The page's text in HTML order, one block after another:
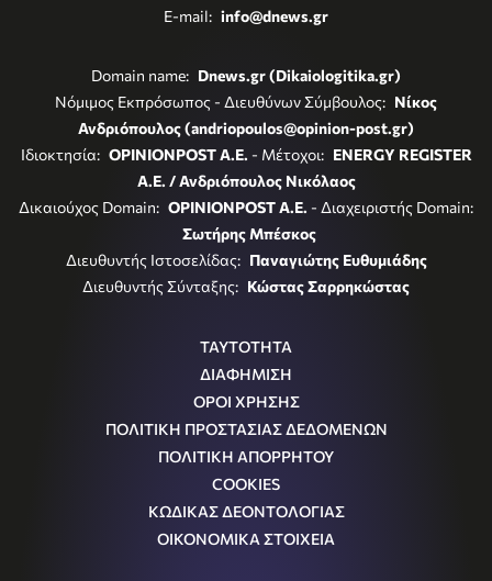
E-mail: info@dnews.gr
Domain name: Dnews.gr (Dikaiologitika.gr)
Νόμιμος Εκπρόσωπος - Διευθύνων Σύμβουλος: Νίκος
Ανδριόπουλος (andriopoulos@opinion-post.gr)
Ιδιοκτησία: OPINIONPOST A.E. - Μέτοχοι: ENERGY REGISTER
Α.Ε. / Ανδριόπουλος Νικόλαος
Δικαιούχος Domain: OPINIONPOST A.E. - Διαχειριστής Domain:
Σωτήρης Μπέσκος
Διευθυντής Ιστοσελίδας: Παναγιώτης Ευθυμιάδης
Διευθυντής Σύνταξης: Κώστας Σαρρηκώστας
ΤΑΥΤΟΤΗΤΑ
ΔΙΑΦΗΜΙΣΗ
ΟΡΟΙ ΧΡΗΣΗΣ
ΠΟΛΙΤΙΚΗ ΠΡΟΣΤΑΣΙΑΣ ΔΕΔΟΜΕΝΩΝ
ΠΟΛΙΤΙΚΗ ΑΠΟΡΡΗΤΟΥ
COOKIES
ΚΩΔΙΚΑΣ ΔΕΟΝΤΟΛΟΓΙΑΣ
ΟΙΚΟΝΟΜΙΚΑ ΣΤΟΙΧΕΙΑ